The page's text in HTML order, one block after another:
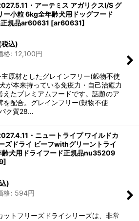
・アーテミス アガリクスI/S グ
ー小粒 6kg全年齢犬用ドッグフード
規品ar60631 [ar60631]
税込)
格: 12,100円
原材としたグレインフリー(穀物不使
が本来持っている免疫力・自己治癒力
えたプレミアムフードです。話題のア
を配合。グレインフリー(穀物不使
ク質28…
・ニュートライプ ワイルドカ
ズドライ ビーフwithグリーントライ
齢犬用ドライフード正規品nu35209
]
)
格: 594円
ットフリーズドライシリーズは、非常